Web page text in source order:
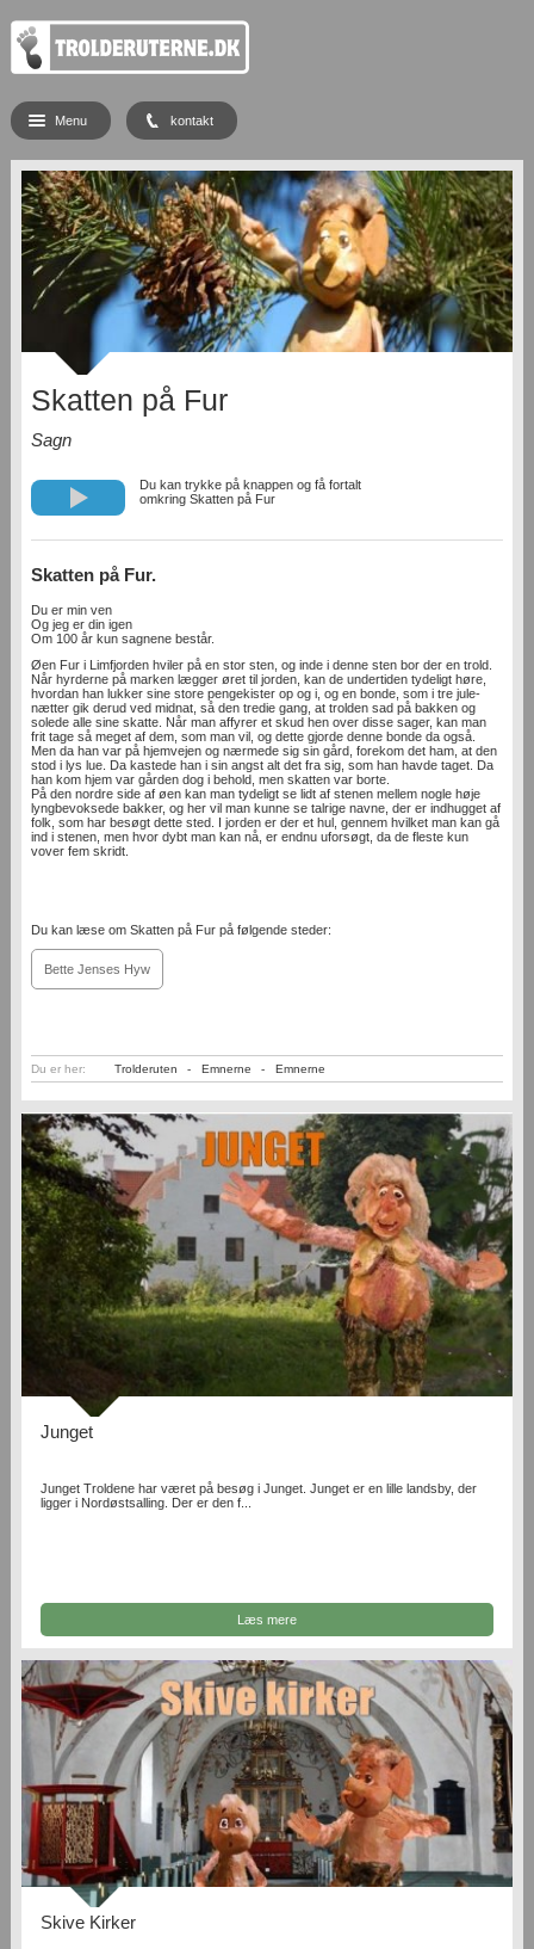
Skatten på Fur
Sagn
Du kan trykke på knappen og få fortalt
omkring Skatten på Fur
Skatten på Fur.
Du er min ven
Og jeg er din igen
Om 100 år kun sagnene består.
Øen Fur i Limfjorden hviler på en stor sten, og inde i denne sten bor der en trold.
Når hyrderne på marken lægger øret til jorden, kan de undertiden tydeligt høre,
hvordan han lukker sine store pengekister op og i, og en bonde, som i tre jule­
nætter gik derud ved midnat, så den tredie gang, at trolden sad på bakken og
solede alle sine skatte. Når man affyrer et skud hen over disse sager, kan man
frit tage så meget af dem, som man vil, og dette gjorde denne bonde da også.
Men da han var på hjemvejen og nærmede sig sin gård, forekom det ham, at den
stod i lys lue. Da kastede han i sin angst alt det fra sig, som han havde taget. Da
han kom hjem var gården dog i behold, men skatten var borte.
På den nordre side af øen kan man tydeligt se lidt af stenen mellem nogle høje
lyngbevoksede bakker, og her vil man kunne se talrige navne, der er indhugget af
folk, som har besøgt dette sted. I jorden er der et hul, gennem hvilket man kan gå
ind i stenen, men hvor dybt man kan nå, er endnu uforsøgt, da de fleste kun
vover fem skridt.
Du kan læse om Skatten på Fur på følgende steder:
Bette Jenses Hyw
Du er her: Trolderuten - Emnerne - Emnerne
Junget
Junget Troldene har været på besøg i Junget. Junget er en lille landsby, der
ligger i Nordøstsalling. Der er den f...
Læs mere
Skive Kirker
Menu kontakt